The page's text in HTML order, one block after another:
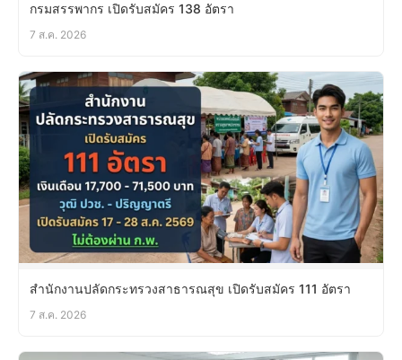
กรมสรรพากร เปิดรับสมัคร 138 อัตรา
7 ส.ค. 2026
สำนักงานปลัดกระทรวงสาธารณสุข เปิดรับสมัคร 111 อัตรา
7 ส.ค. 2026